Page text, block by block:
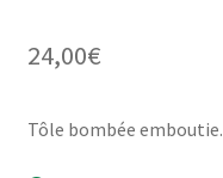
24,00€
Tôle bombée emboutie.